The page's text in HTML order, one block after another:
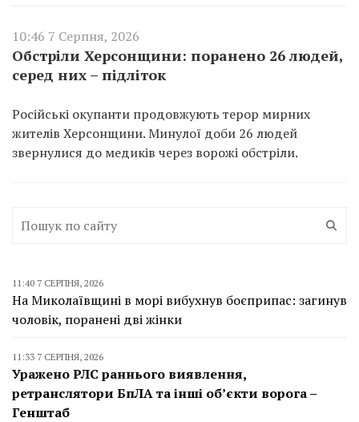
10:46 7 Серпня, 2026
Обстріли Херсонщини: поранено 26 людей,
серед них – підліток
Російські окупанти продовжують терор мирних
жителів Херсонщини. Минулої доби 26 людей
звернулися до медиків через ворожі обстріли.
11:40 7 СЕРПНЯ, 2026
На Миколаївщині в морі вибухнув боєприпас: загинув
чоловік, поранені дві жінки
11:33 7 СЕРПНЯ, 2026
Уражено РЛС раннього виявлення,
ретранслятори БпЛА та інші об’єкти ворога –
Генштаб